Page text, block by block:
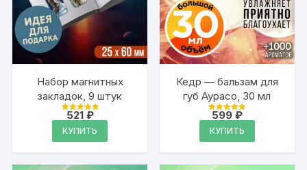
Набор магнитных
закладок, 9 штук
Оценка
из 5
521 ₽
КУПИТЬ
Кедр — бальзам для
губ Аурасо, 30 мл
Оценка
из 5
599 ₽
КУПИТЬ